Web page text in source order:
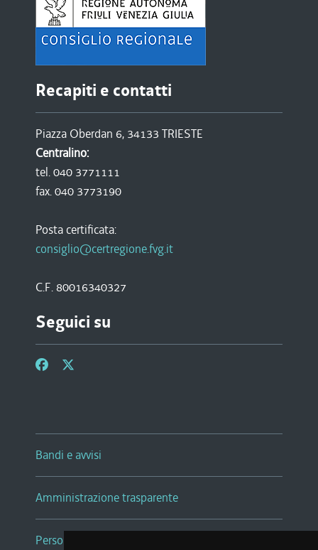
Recapiti e contatti
Piazza Oberdan 6, 34133 TRIESTE
Centralino:
tel. 040 3771111
fax. 040 3773190
Posta certificata:
consiglio@certregione.fvg.it
C.F. 80016340327
Seguici su
Bandi e avvisi
Amministrazione trasparente
Persone e Uffici